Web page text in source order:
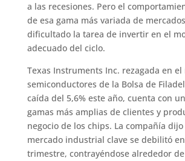
a las recesiones. Pero el
de esa gama más variada de
dificultado la tarea de invertir en el
adecuado del ciclo.
Texas Instruments Inc. rezagada en
semiconductores de la Bolsa de
caída del 5,6% este año, cuenta con
gamas más amplias de clientes y
negocio de los chips. La compañía
mercado industrial clave se debilitó
trimestre, contrayéndose alrededor de